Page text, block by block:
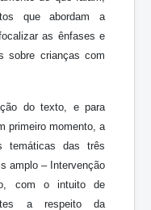
que abordam a
as ênfases e
sobre crianças com
do texto, e para
primeiro momento, a
temáticas das três
amplo – Intervenção
com o intuito de
a respeito da